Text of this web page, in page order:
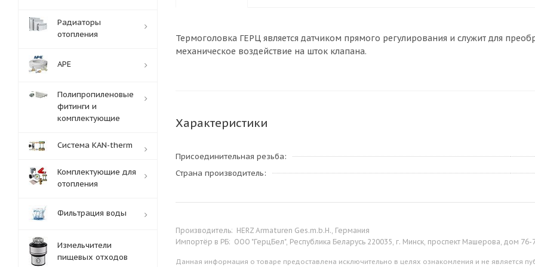
Термоголовка ГЕРЦ является датчиком прямого регулирования и служит для
механическое воздействие на шток клапана.
Характеристики
Присоединительная резьба
Страна производитель
Производитель: HERZ Armaturen Ges.m.b.H., Германия
Импортёр в РБ: ООО "ГерцБел", Республика Беларусь 220035, г. Минск, проспект Машерова, дом 76-
Данная информация о товаре предоставлена исключительно в целях ознакомления и не является
Радиаторы
отопления
APE
Полипропиленовые
фитинги и
комплектующие
Система KAN-therm
Комплектующие для
отопления
Фильтрация воды
Измельчители
пищевых отходов